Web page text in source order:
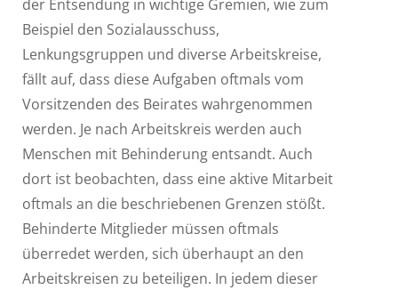
der Entsendung in wichtige Gremien, wie zum
Beispiel den Sozialausschuss,
Lenkungsgruppen und diverse Arbeitskreise,
fällt auf, dass diese Aufgaben oftmals vom
Vorsitzenden des Beirates wahrgenommen
werden. Je nach Arbeitskreis werden auch
Menschen mit Behinderung entsandt. Auch
dort ist beobachten, dass eine aktive Mitarbeit
oftmals an die beschriebenen Grenzen stößt.
Behinderte Mitglieder müssen oftmals
überredet werden, sich überhaupt an den
Arbeitskreisen zu beteiligen. In jedem dieser